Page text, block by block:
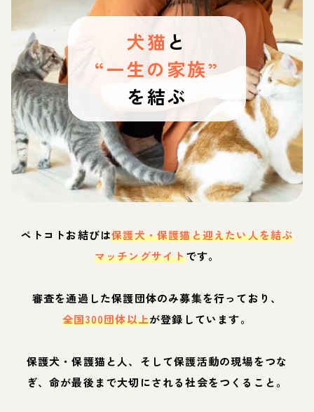
犬猫 と
“一生の家族”
を結ぶ
ペトコトお結びは保護犬・保護猫と迎えたい人を結ぶ
マッチングサイトです。
審査を通過した保護団体のみ募集を行っており、
全国300団体以上が登録しています。
保護犬・保護猫と人、そして保護活動の現場をつな
ぎ、命が最後まで大切にされる社会をつくること。